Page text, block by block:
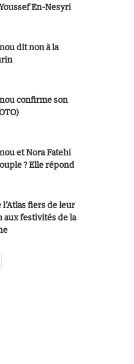
En-Nesyri
dit non à la
confirme son
et Nora Fatehi
? Elle répond
l’Atlas fiers de leur
aux festivités de la